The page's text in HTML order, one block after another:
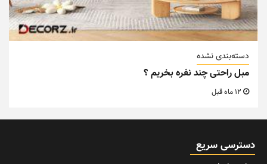
دسته‌بندی نشده
مبل راحتی چند نفره بخریم ؟
دسترسی سریع